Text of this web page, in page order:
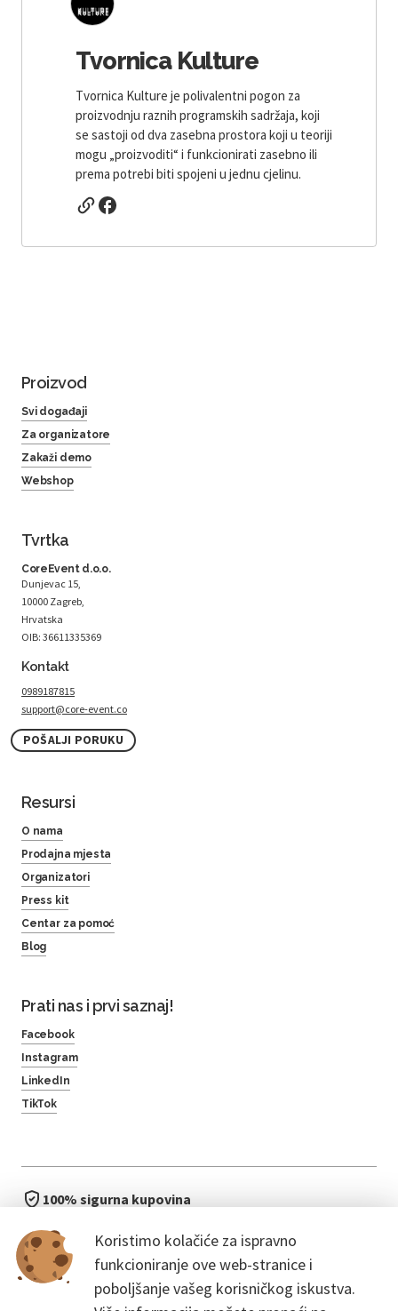
Tvornica Kulture
Tvornica Kulture je polivalentni pogon za
proizvodnju raznih programskih sadržaja, koji
se sastoji od dva zasebna prostora koji u teoriji
mogu „proizvoditi“ i funkcionirati zasebno ili
prema potrebi biti spojeni u jednu cjelinu.
Koristimo kolačiće za ispravno
funkcioniranje ove web-stranice i
poboljšanje vašeg korisničkog iskustva.
Proizvod
Svi događaji
Za organizatore
Zakaži demo
Webshop
Tvrtka
CoreEvent d.o.o.
Dunjevac 15,
10000 Zagreb,
Hrvatska
OIB: 36611335369
Kontakt
0989187815
support@core-event.co
POŠALJI PORUKU
Resursi
O nama
Prodajna mjesta
Organizatori
Press kit
Centar za pomoć
Blog
Prati nas i prvi saznaj!
Facebook
Instagram
LinkedIn
TikTok
100% sigurna kupovina
bez čekanja u redu